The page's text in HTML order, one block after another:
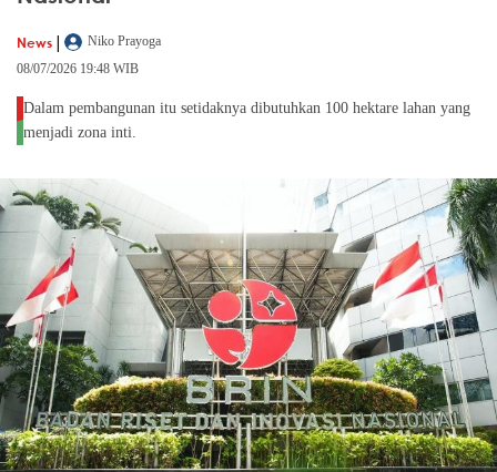
News |
Niko Prayoga
08/07/2026 19:48 WIB
Dalam pembangunan itu setidaknya dibutuhkan 100 hektare lahan yang
menjadi zona inti.